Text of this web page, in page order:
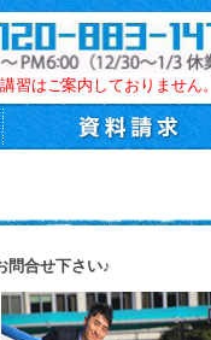
習はご案内しておりません。
合せ下さい♪